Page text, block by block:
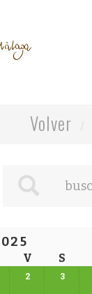
Volver
V S
2 3